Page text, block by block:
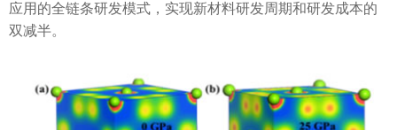
应用的全链条研发模式，实现新材料研发周期和研发成本的
双减半。